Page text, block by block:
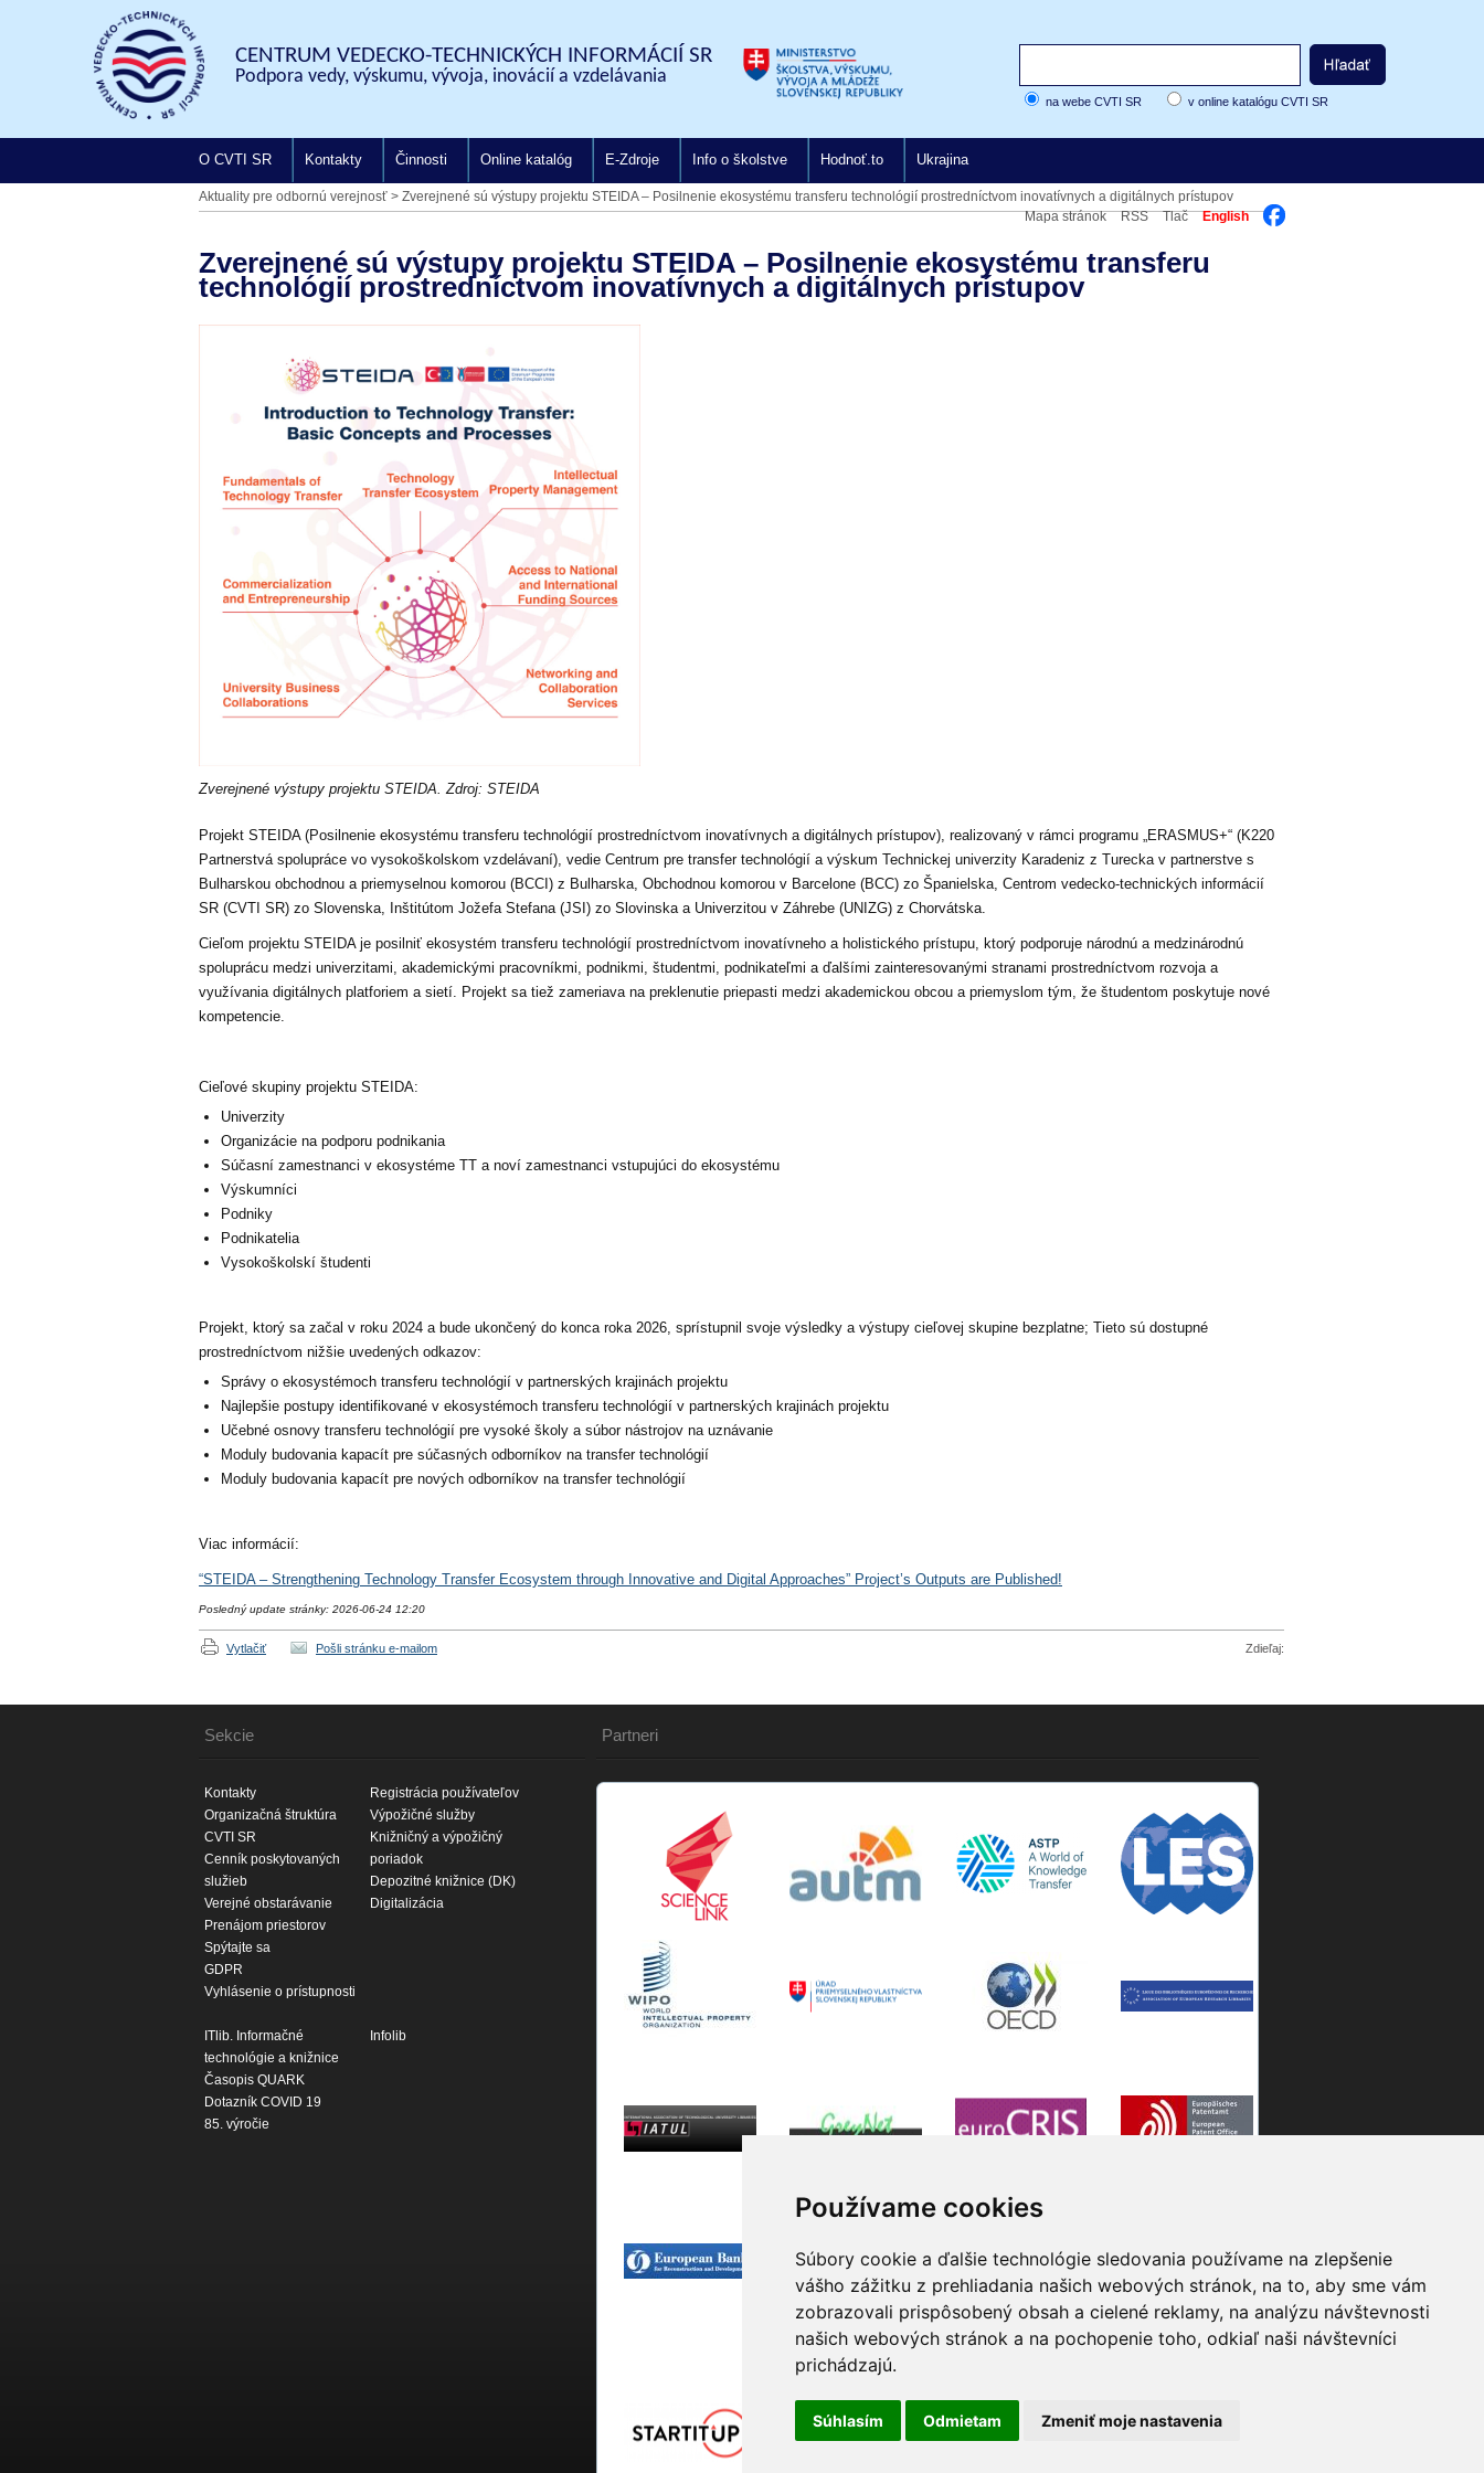
Používame cookies
Súbory cookie a ďalšie technológie sledovania používame na zlepšenie
vášho zážitku z prehliadania našich webových stránok, na to, aby sme vám
zobrazovali prispôsobený obsah a cielené reklamy, na analýzu návštevnosti
našich webových stránok a na pochopenie toho, odkiaľ naši návštevníci
prichádzajú.
Súhlasím Odmietam Zmeniť moje nastavenia
CENTRUM VEDECKO-TECHNICKÝCH INFORMÁCIÍ SR
Podpora vedy, výskumu, vývoja, inovácií a vzdelávania
na webe CVTI SR v online katalógu CVTI SR
O CVTI SR Kontakty Činnosti Online katalóg E-Zdroje Info o školstve Hodnoť.to Ukrajina
Aktuality pre odbornú verejnosť > Zverejnené sú výstupy projektu STEIDA – Posilnenie ekosystému transferu technológií prostredníctvom inovatívnych a digitálnych prístupov
Mapa stránok
RSS Tlač English
Zverejnené sú výstupy projektu STEIDA – Posilnenie ekosystému transferu
technológií prostredníctvom inovatívnych a digitálnych prístupov
Zverejnené výstupy projektu STEIDA. Zdroj: STEIDA
Projekt STEIDA (Posilnenie ekosystému transferu technológií prostredníctvom inovatívnych a digitálnych prístupov), realizovaný v rámci programu „ERASMUS+“ (K220
Partnerstvá spolupráce vo vysokoškolskom vzdelávaní), vedie Centrum pre transfer technológií a výskum Technickej univerzity Karadeniz z Tureckav partnerstve s
Bulharskou obchodnou a priemyselnou komorou (BCCI) z Bulharska, Obchodnou komorou v Barcelone (BCC) zo Španielska, Centrom vedecko-technických informácií
SR (CVTI SR) zo Slovenska, Inštitútom Jožefa Stefana (JSI) zo Slovinska a Univerzitou v Záhrebe (UNIZG) z Chorvátska.
Cieľom projektu STEIDA je posilniť ekosystém transferu technológií prostredníctvom inovatívneho a holistického prístupu, ktorý podporuje národnú a medzinárodnú
spoluprácu medzi univerzitami, akademickými pracovníkmi, podnikmi, študentmi, podnikateľmi a ďalšími zainteresovanými stranami prostredníctvom rozvoja a
využívania digitálnych platforiem a sietí.​ Projekt sa tiež zameriava na preklenutie priepasti medzi akademickou obcou a priemyslom tým, že študentom poskytuje nové
kompetencie.
Cieľové skupiny projektu STEIDA:
Univerzity
Organizácie na podporu podnikania
Súčasní zamestnanci v ekosystéme TT a noví zamestnanci vstupujúci do ekosystému
Výskumníci
Podniky
Podnikatelia
Vysokoškolskí študenti
Projekt, ktorý sa začal v roku 2024 a bude ukončený do konca roka 2026, sprístupnil svoje výsledky a výstupy cieľovej skupine bezplatne; Tieto sú dostupné
prostredníctvom nižšie uvedených odkazov:
Správy o ekosystémoch transferu technológií v partnerských krajinách projektu
Najlepšie postupy identifikované v ekosystémoch transferu technológií v partnerských krajinách projektu
Učebné osnovy transferu technológií pre vysoké školy a súbor nástrojov na uznávanie
Moduly budovania kapacít pre súčasných odborníkov na transfer technológií
Moduly budovania kapacít pre nových odborníkov na transfer technológií
Viac informácií:
“STEIDA – Strengthening Technology Transfer Ecosystem through Innovative and Digital Approaches​” Project’s Outputs are Published!
Posledný update stránky: 2026-06-24 12:20
Vytlačiť Pošli stránku e-mailom Zdieľaj:
Sekcie
Kontakty
Organizačná štruktúra
CVTI SR
Cenník poskytovaných
služieb
Verejné obstarávanie
Prenájom priestorov
Spýtajte sa
GDPR
Vyhlásenie o prístupnosti
Registrácia používateľov
Výpožičné služby
Knižničný a výpožičný
poriadok
Depozitné knižnice (DK)
Digitalizácia
ITlib. Informačné
technológie a knižnice
Časopis QUARK
Dotazník COVID 19
85. výročie
Infolib
Partneri
Mediálni partneri